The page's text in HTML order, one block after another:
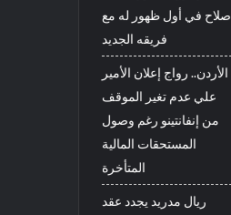
صلاح في أول ظهور له مع
فريقه الجديد
الأردن.. رواج إعلان الأمير
علي عدم تغير الموقف
من إنفانتينو رغم وصول
المستحقات المالية
المتأخرة
ريال مدريد يجدد عقد